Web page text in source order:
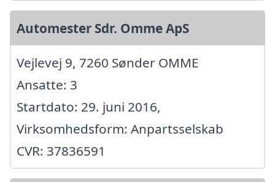
Automester Sdr. Omme ApS
Vejlevej 9, 7260 Sønder OMME
Ansatte: 3
Startdato: 29. juni 2016,
Virksomhedsform: Anpartsselskab
CVR: 37836591